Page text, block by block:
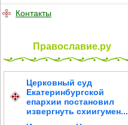
Контакты
Православие.ру
Церковный суд
Екатеринбургской
епархии постановил
извергнуть схиигумен...